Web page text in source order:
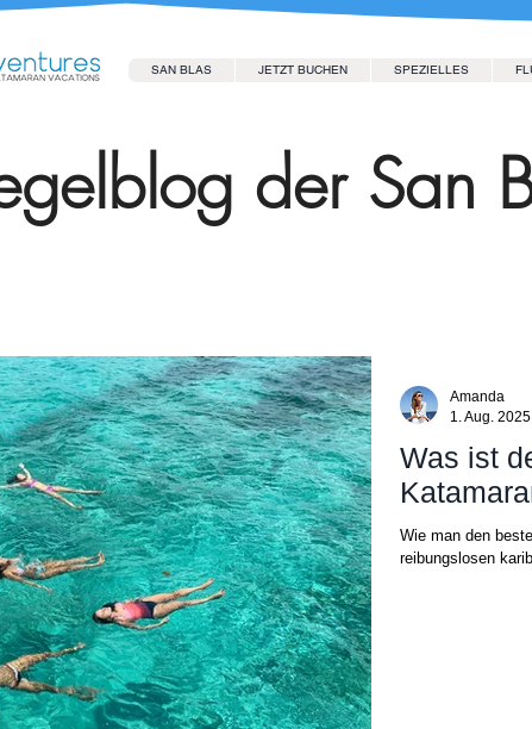
SAN BLAS JETZT BUCHEN SPEZIELLES
der San
Was ist
Wie man den
reibungslosen
Amanda
1. Aug. 2025